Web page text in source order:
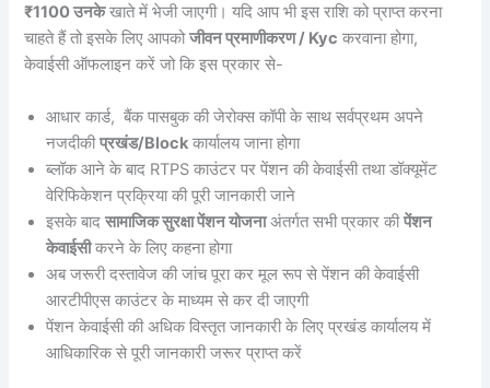
₹1100 उनकेखाते में भेजी जाएगी। यदि आप भी इस राशि को प्राप्त करना
चाहते हैं तो इसके लिए आपकोजीवन प्रमाणीकरण / Kyc करवाना होगा,
केवाईसी ऑफलाइन करें जो कि इस प्रकार से-
आधार कार्ड, बैंक पासबुक की जेरोक्स कॉपी के साथ सर्वप्रथम अपने
नजदीकीप्रखंड/Block कार्यालय जाना होगा
ब्लॉक आने के बाद RTPS काउंटर पर पेंशन की केवाईसी तथा डॉक्यूमेंट
वेरिफिकेशन प्रक्रिया की पूरी जानकारी जाने
इसके बादसामाजिक सुरक्षा पेंशन योजनाअंतर्गत सभी प्रकार कीपेंशन
केवाईसीकरने के लिए कहना होगा
अब जरूरी दस्तावेज की जांच पूरा कर मूल रूप से पेंशन की केवाईसी
आरटीपीएस काउंटर के माध्यम से कर दी जाएगी
पेंशन केवाईसी की अधिक विस्तृत जानकारी के लिए प्रखंड कार्यालय में
आधिकारिक से पूरी जानकारी जरूर प्राप्त करें